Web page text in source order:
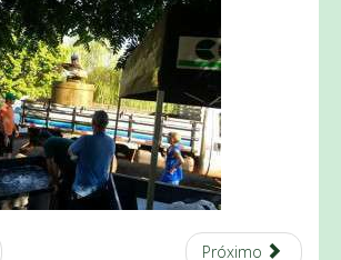
Próximo